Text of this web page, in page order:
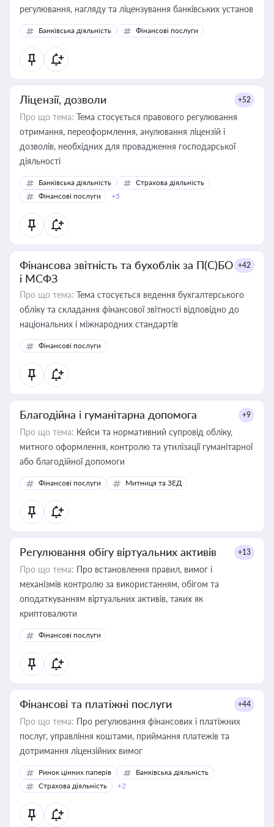
регулювання, нагляду та ліцензування банківських установ
Банківська діяльність Фінансові послуги
Ліцензії, дозволи +52
Про що тема: Тема стосується правового регулювання
отримання, переоформлення, анулювання ліцензій і
дозволів, необхідних для провадження господарської
діяльності
Банківська діяльність
Страхова діяльність
Фінансові послуги
+5
Фінансова звітність та бухоблік за П(С)БО
і МСФЗ
+42
Про що тема: Тема стосується ведення бухгалтерського
обліку та складання фінансової звітності відповідно до
національних і міжнародних стандартів
Фінансові послуги
Благодійна і гуманітарна допомога +9
Про що тема: Кейси та нормативний супровід обліку,
митного оформлення, контролю та утилізації гуманітарної
або благодійної допомоги
Фінансові послуги Митниця та ЗЕД
Регулювання обігу віртуальних активів +13
Про що тема: Про встановлення правил, вимог і
механізмів контролю за використанням, обігом та
оподаткуванням віртуальних активів, таких як
криптовалюти
Фінансові послуги
Фінансові та платіжні послуги +44
Про що тема: Про регулювання фінансових і платіжних
послуг, управління коштами, приймання платежів та
дотримання ліцензійних вимог
Ринок цінних паперів
Банківська діяльність
Страхова діяльність
+2